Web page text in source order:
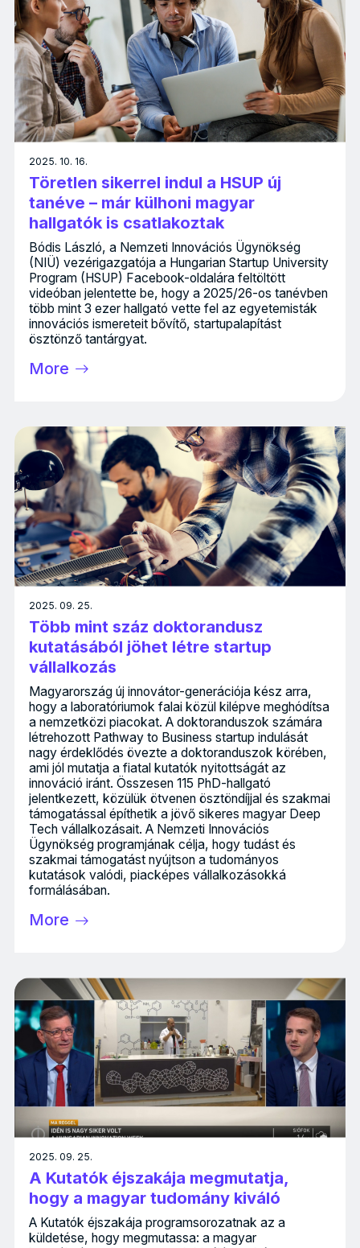
2025. 10. 16.
Töretlen sikerrel indul a HSUP új
tanéve – már külhoni magyar
hallgatók is csatlakoztak
Bódis László, a Nemzeti Innovációs Ügynökség
(NIÜ) vezérigazgatója a Hungarian Startup University
Program (HSUP) Facebook-oldalára feltöltött
videóban jelentette be, hogy a 2025/26-os tanévben
több mint 3 ezer hallgató vette fel az egyetemisták
innovációs ismereteit bővítő, startupalapítást
ösztönző tantárgyat.
More
2025. 09. 25.
Több mint száz doktorandusz
kutatásából jöhet létre startup
vállalkozás
Magyarország új innovátor-generációja kész arra,
hogy a laboratóriumok falai közül kilépve meghódítsa
a nemzetközi piacokat. A doktoranduszok számára
létrehozott Pathway to Business startup indulását
nagy érdeklődés övezte a doktoranduszok körében,
ami jól mutatja a fiatal kutatók nyitottságát az
innováció iránt. Összesen 115 PhD-hallgató
jelentkezett, közülük ötvenen ösztöndíjjal és szakmai
támogatással építhetik a jövő sikeres magyar Deep
Tech vállalkozásait. A Nemzeti Innovációs
Ügynökség programjának célja, hogy tudást és
szakmai támogatást nyújtson a tudományos
kutatások valódi, piacképes vállalkozásokká
formálásában.
More
2025. 09. 25.
A Kutatók éjszakája megmutatja,
hogy a magyar tudomány kiváló
A Kutatók éjszakája programsorozatnak az a
küldetése, hogy megmutassa: a magyar